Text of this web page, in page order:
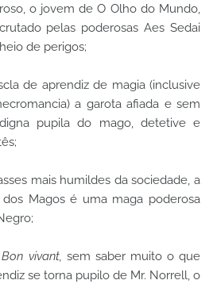
o jovem de O Olho do Mundo,
pelas poderosas Aes Sedai
de perigos;
de aprendiz de magia (inclusive
a garota afiada e sem
pupila do mago, detetive e
mais humildes da sociedade, a
Magos é uma maga poderosa
Bon vivant, sem saber muito o que
se torna pupilo de Mr. Norrell, o